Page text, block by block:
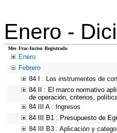
Enero -
Mes Frac-Inciso Registrado
Enero
Febrero
84 I : Los instrumentos de
84 II : El marco normativo
de operación, criterios,
84 III A : Ingresos
84 III B1 : Presupuesto de
84 III B3 : Aplicación y